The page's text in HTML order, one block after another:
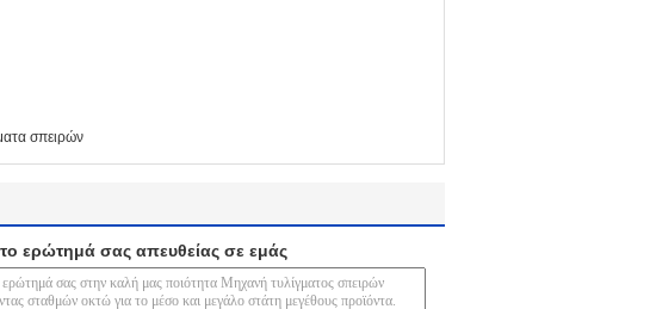
σπειρών
το ερώτημά σας απευθείας σε εμάς